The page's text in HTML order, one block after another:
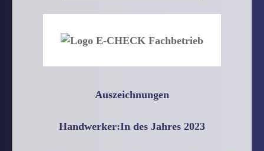
Auszeichnungen
Handwerker:In des Jahres 2023